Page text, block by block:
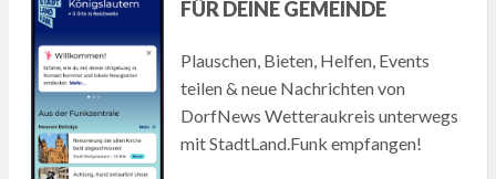
FÜR DEINE GEMEINDE
Plauschen, Bieten, Helfen, Events
teilen & neue Nachrichten von
DorfNews Wetteraukreis unterwegs
mit StadtLand.Funk empfangen!